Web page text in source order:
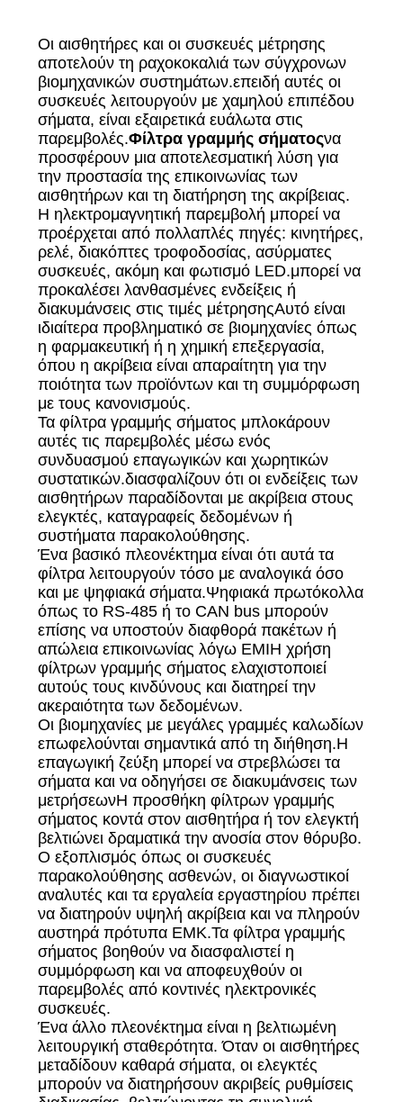
Οι αισθητήρες και οι συσκευές μέτρησης
αποτελούν τη ραχοκοκαλιά των σύγχρονων
βιομηχανικών συστημάτων.επειδή αυτές οι
συσκευές λειτουργούν με χαμηλού επιπέδου
σήματα, είναι εξαιρετικά ευάλωτα στις
παρεμβολές.Φίλτρα γραμμής σήματοςνα
προσφέρουν μια αποτελεσματική λύση για
την προστασία της επικοινωνίας των
αισθητήρων και τη διατήρηση της ακρίβειας.
Η ηλεκτρομαγνητική παρεμβολή μπορεί να
προέρχεται από πολλαπλές πηγές: κινητήρες,
ρελέ, διακόπτες τροφοδοσίας, ασύρματες
συσκευές, ακόμη και φωτισμό LED.μπορεί να
προκαλέσει λανθασμένες ενδείξεις ή
διακυμάνσεις στις τιμές μέτρησηςΑυτό είναι
ιδιαίτερα προβληματικό σε βιομηχανίες όπως
η φαρμακευτική ή η χημική επεξεργασία,
όπου η ακρίβεια είναι απαραίτητη για την
ποιότητα των προϊόντων και τη συμμόρφωση
με τους κανονισμούς.
Τα φίλτρα γραμμής σήματος μπλοκάρουν
αυτές τις παρεμβολές μέσω ενός
συνδυασμού επαγωγικών και χωρητικών
συστατικών.διασφαλίζουν ότι οι ενδείξεις των
αισθητήρων παραδίδονται με ακρίβεια στους
ελεγκτές, καταγραφείς δεδομένων ή
συστήματα παρακολούθησης.
Ένα βασικό πλεονέκτημα είναι ότι αυτά τα
φίλτρα λειτουργούν τόσο με αναλογικά όσο
και με ψηφιακά σήματα.Ψηφιακά πρωτόκολλα
όπως το RS-485 ή το CAN bus μπορούν
επίσης να υποστούν διαφθορά πακέτων ή
απώλεια επικοινωνίας λόγω EMIΗ χρήση
φίλτρων γραμμής σήματος ελαχιστοποιεί
αυτούς τους κινδύνους και διατηρεί την
ακεραιότητα των δεδομένων.
Οι βιομηχανίες με μεγάλες γραμμές καλωδίων
επωφελούνται σημαντικά από τη διήθηση.Η
επαγωγική ζεύξη μπορεί να στρεβλώσει τα
σήματα και να οδηγήσει σε διακυμάνσεις των
μετρήσεωνΗ προσθήκη φίλτρων γραμμής
σήματος κοντά στον αισθητήρα ή τον ελεγκτή
βελτιώνει δραματικά την ανοσία στον θόρυβο.
Ο εξοπλισμός όπως οι συσκευές
παρακολούθησης ασθενών, οι διαγνωστικοί
αναλυτές και τα εργαλεία εργαστηρίου πρέπει
να διατηρούν υψηλή ακρίβεια και να πληρούν
αυστηρά πρότυπα ΕΜΚ.Τα φίλτρα γραμμής
σήματος βοηθούν να διασφαλιστεί η
συμμόρφωση και να αποφευχθούν οι
παρεμβολές από κοντινές ηλεκτρονικές
συσκευές.
Ένα άλλο πλεονέκτημα είναι η βελτιωμένη
λειτουργική σταθερότητα. Όταν οι αισθητήρες
μεταδίδουν καθαρά σήματα, οι ελεγκτές
μπορούν να διατηρήσουν ακριβείς ρυθμίσεις